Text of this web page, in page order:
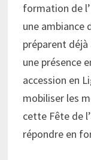
formation de
une ambiance
préparent
une présence
accession en
mobiliser les
cette Fête de
répondre en